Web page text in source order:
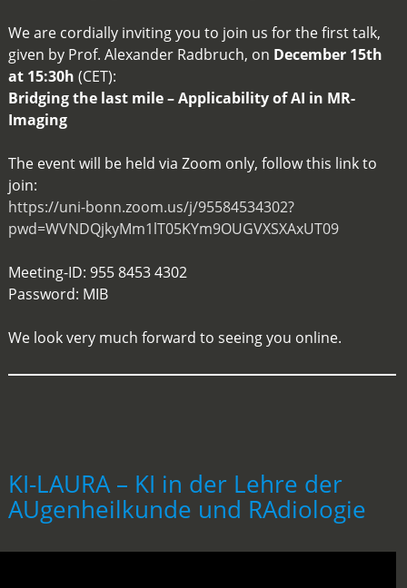
We are cordially inviting you to join us for the first talk,
given by Prof. Alexander Radbruch, on December 15th
at 15:30h (CET):
Bridging the last mile – Applicability of AI in MR-
Imaging
The event will be held via Zoom only, follow this link to
join:
https://uni-bonn.zoom.us/j/95584534302?
pwd=WVNDQjkyMm1lT05KYm9OUGVXSXAxUT09
Meeting-ID: 955 8453 4302
Password: MIB
We look very much forward to seeing you online.
KI-LAURA – KI in der Lehre der
AUgenheilkunde und RAdiologie